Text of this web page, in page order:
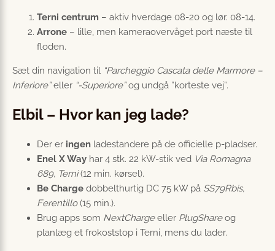
Terni centrum – aktiv hverdage 08-20 og lør. 08-14.
Arrone – lille, men kameraovervåget port næste til
floden.
Sæt din navigation til “Parcheggio Cascata delle Marmore –
Inferiore”eller “-Superiore”og undgå ”korteste vej”.
Elbil – Hvor kan jeg lade?
Der er ingen ladestandere på de officielle p-pladser.
Enel X Way har 4 stk. 22 kW-stik ved Via Romagna
689, Terni(12 min. kørsel).
Be Charge dobbelthurtig DC 75 kW på SS79Rbis,
Ferentillo(15 min.).
Brug apps som NextChargeeller PlugShareog
planlæg et frokoststop i Terni, mens du lader.